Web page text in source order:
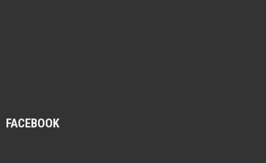
FACEBOOK